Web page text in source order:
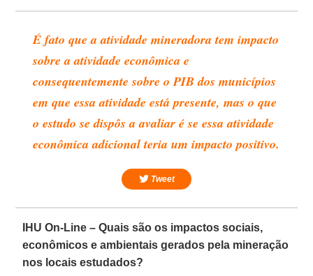
É fato que a atividade mineradora tem impacto
sobre a atividade econômica e
consequentemente sobre o PIB dos municípios
em que essa atividade está presente, mas o que
o estudo se dispôs a avaliar é se essa atividade
econômica adicional teria um impacto positivo.
Tweet
IHU On-Line – Quais são os impactos sociais,
econômicos e ambientais gerados pela mineração
nos locais estudados?